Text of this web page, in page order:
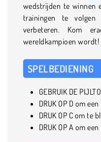
wedstrijden te winnen
trainingen te
verbeteren. Kom
wereldkampioen wordt!
SPELBEDIENING
GEBRUIK DE
DRUK OP D om
DRUK OP C om te
DRUK OP A om